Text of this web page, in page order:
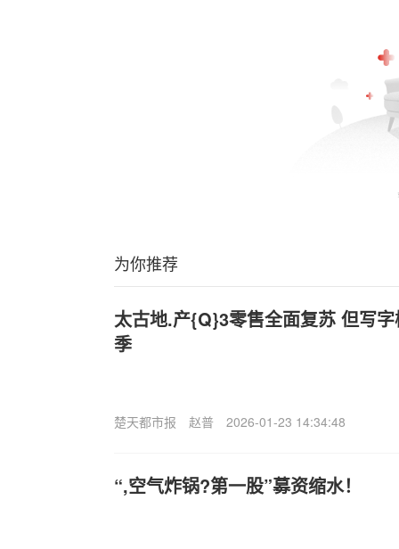
为你推荐
太古地.产{Q}3零售全面复苏 但写
季
楚天都市报 赵普 2026-01-23 14:34:48
“,空气炸锅?第一股”募资缩水！